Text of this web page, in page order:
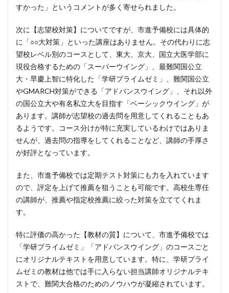
すかった」というコメントが多く寄せられました。
次に【志望校対策】についてですが、市進予備校には具体的
に「○○大対策」といった講座はありません。その代わりに志
望校レベル別のコースとして、東大、京大、国立大医学部に
現役合格するための「スーパーウイング」、最難関国公立
大・早慶上智に特化した「学研プライムゼミ」、難関国公立
やGMARCH対策ができる「アドバンスウイング」、それ以外
の国公立大や有名私立大を目指す「ベーシックウイング」が
あります。講師が志望校の過去問を用意してくれることもあ
るようです。コース分けが特に充実しているわけではありま
せんが、過去問の指導をしてくれることなど、講師の手厚さ
が好評となっています。
また、市進予備校では定期テスト対策にも力を入れています
ので、評定を上げて推薦を狙うことも可能です。高校生専任
の講師が、推薦や指定校推薦に絞った対策を立ててくれま
す。
特に評価の高かった【教材の質】について、市進予備校では
「学研プライムゼミ」「アドバンスウイング」のコースごと
にオリジナルテキストを用意しています。特に、学研プライ
ムゼミの教材は他では手に入らない担当講師オリジナルテキ
ストで、難関大合格のためのノウハウが凝縮されています。